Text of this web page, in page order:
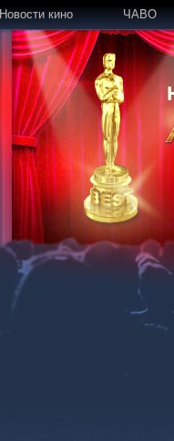
Новости кино ЧАВО